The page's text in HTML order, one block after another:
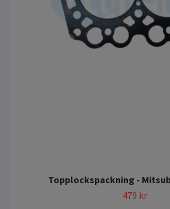
Topplockspackning -
479 kr